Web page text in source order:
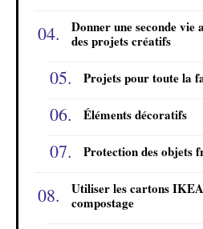
Donner une seconde
des projets créatifs
Projets pour toute la
Éléments décoratifs
Protection des objets
Utiliser les cartons
compostage